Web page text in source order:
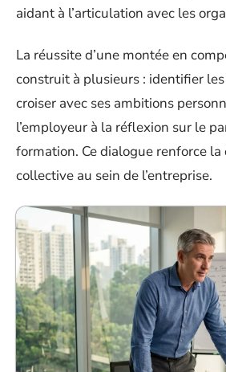
aidant à l’articulation avec les
La réussite d’une montée en
construit à plusieurs : identifier
croiser avec ses ambitions
l’employeur à la réflexion sur le
formation. Ce dialogue renforce
collective au sein de l’entreprise.